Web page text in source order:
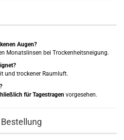
Augen?
Monatslinsen bei Trockenheitsneigung.
und trockener Raumluft.
für Tagestragen vorgesehen.